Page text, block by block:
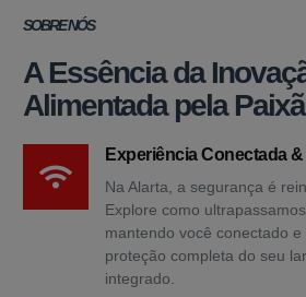
SOBRE NÓS
A Essência da
Alimentada pela
Experiência Conectada
Na Alarta, a segurança é
Explore como
mantendo você conectado
proteção completa do seu
integrado.